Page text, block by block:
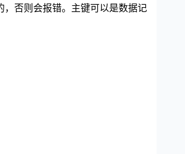
否则会报错。主键可以是数据记